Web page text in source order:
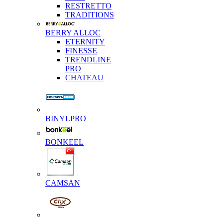
RESTRETTO
TRADITIONS
BERRY ALLOC
ETERNITY
FINESSE
TRENDLINE
PRO
CHATEAU
BINYLPRO
BONKEEL
CAMSAN